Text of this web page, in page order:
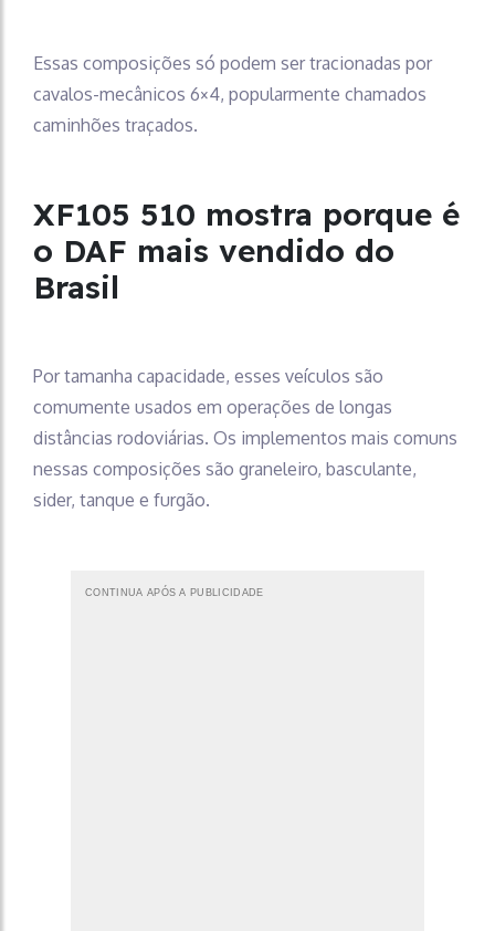
Essas composições só podem ser tracionadas por
cavalos-mecânicos 6×4, popularmente chamados
caminhões traçados.
XF105 510 mostra porque é
o DAF mais vendido do
Brasil
Por tamanha capacidade, esses veículos são
comumente usados em operações de longas
distâncias rodoviárias. Os implementos mais comuns
nessas composições são graneleiro, basculante,
sider, tanque e furgão.
CONTINUA APÓS A PUBLICIDADE